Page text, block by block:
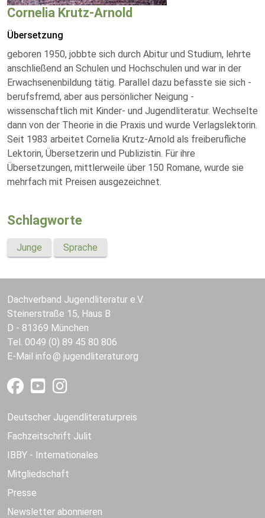
Cornelia Krutz-Arnold
Übersetzung
geboren 1950, jobbte sich durch Abitur und Studium, lehrte
anschließend an Schulen und Hochschulen und war in der
Erwachsenenbildung tätig. Parallel dazu befasste sie sich -
berufsfremd, aber aus persönlicher Neigung -
wissenschaftlich mit Kinder- und Jugendliteratur. Wechselte
dann von der Theorie in die Praxis und wurde Verlagslektorin.
Seit 1983 arbeitet Cornelia Krutz-Arnold als freiberufliche
Lektorin, Übersetzerin und Publizistin. Für ihre
Übersetzungen, mittlerweile über 150 Romane, wurde sie
mehrfach mit Preisen ausgezeichnet.
Schlagworte
Junge Sprache
Dachverband Jugendliteratur e.V.
Steinerstraße 15, Haus B
D - 81369 München
Tel. 0049 (0) 89 45 80 806
E-Mail info jugendliteratur.org
Deutscher Jugendliteraturpreis
Fachzeitschrift Julit
IBBY - Internationales
Mitgliedschaft
Presse
Newsletter abonnieren